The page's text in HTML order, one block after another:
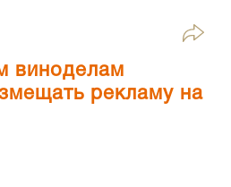
виноделам
рекламу на